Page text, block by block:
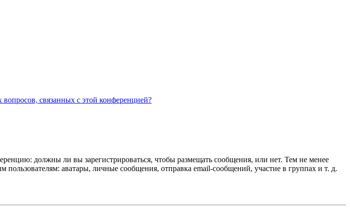
связанных с этой конференцией?
должны ли вы зарегистрироваться, чтобы размещать сообщения, или нет. Тем не менее
аватары, личные сообщения, отправка email-сообщений, участие в группах и т. д.